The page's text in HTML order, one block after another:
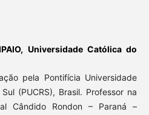
Universidade Católica do
pela Pontifícia Universidade
(PUCRS), Brasil. Professor na
Cândido Rondon – Paraná –